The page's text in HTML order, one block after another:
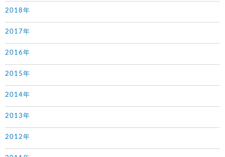
2018年
2017年
2016年
2015年
2014年
2013年
2012年